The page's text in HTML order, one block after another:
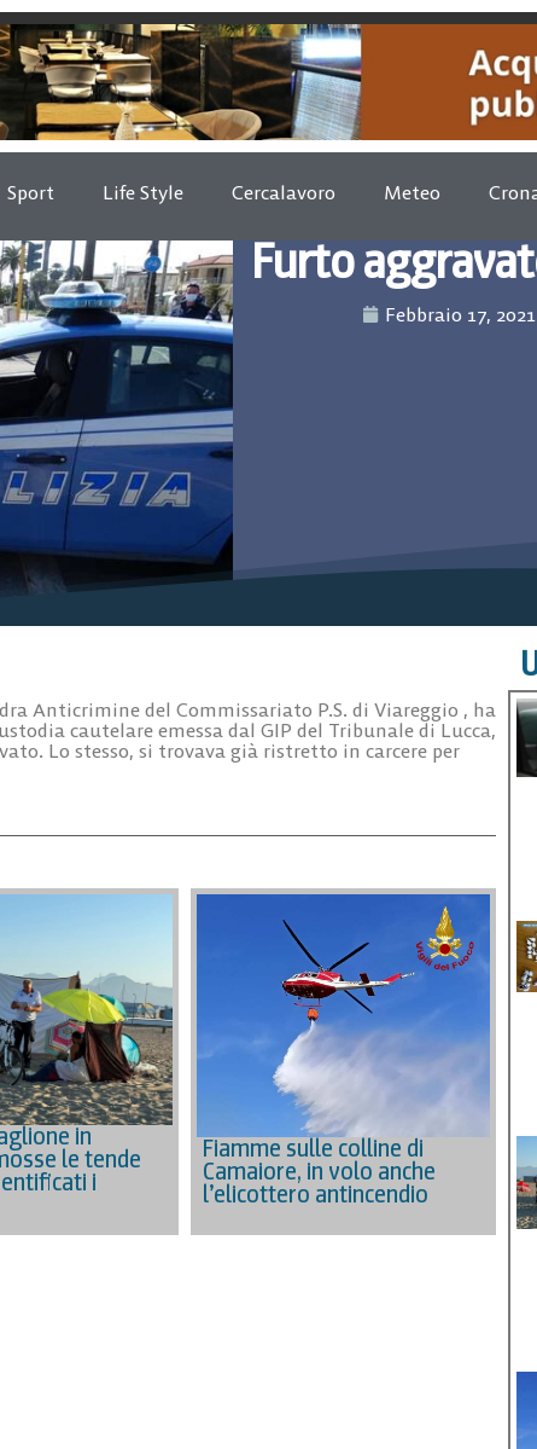
Sport Life Style Cercalavoro Meteo
Furto
Febbraio 17, 2021
Anticrimine del Commissariato P.S. di Viareggio , ha
cautelare emessa dal GIP del Tribunale di Lucca,
Lo stesso, si trovava già ristretto in carcere per
in
le tende
i
Fiamme sulle colline di
Camaiore, in volo anche
l’elicottero antincendio